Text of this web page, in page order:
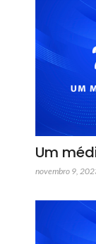
Um
novembro 9,